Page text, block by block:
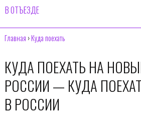
В ОТЪЕЗДЕ
Главная ›Куда поехать
КУДА ПОЕХАТЬ НА
РОССИИ — КУДА
В РОССИИ